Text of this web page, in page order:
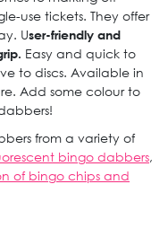
use tickets. They offer
User-friendly and
Easy and quick to
to discs. Available in
Add some colour to
from a variety of
bingo dabbers,
of bingo chips and